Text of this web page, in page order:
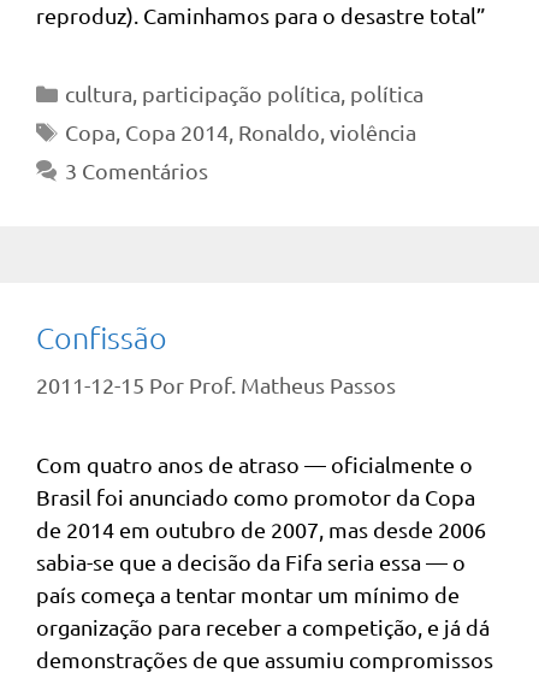
reproduz). Caminhamos para o desastre total”
Categorias
cultura participação política política
Tags
Copa Copa 2014, Ronaldo violência
3 Comentários
Confissão
2011-12-15 Por Prof. Matheus Passos
Com quatro anos de atraso — oficialmente o
Brasil foi anunciado como promotor da Copa
de 2014 em outubro de 2007, mas desde 2006
sabia-se que a decisão da Fifa seria essa — o
país começa a tentar montar um mínimo de
organização para receber a competição, e já dá
demonstrações de que assumiu compromissos